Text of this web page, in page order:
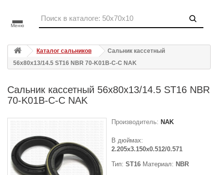
Меню
Каталог сальников
Сальник кассетный
56x80x13/14.5 ST16 NBR 70-K01B-C-C NAK
Сальник кассетный 56x80x13/14.5 ST16 NBR
70-K01B-C-C NAK
Производитель: NAK
В дюймах:
2.205x3.150x0.512/0.571
Тип: ST16 Материал: NBR